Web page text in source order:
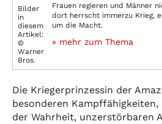
Bilder
in
diesem
Artikel:
©
Warner
Bros.
Frauen regieren und Männer
dort herrscht immerzu Krieg,
um die Macht.
» mehr zum Thema
Die Kriegerprinzessin der
besonderen Kampffähigkeiten,
der Wahrheit, unzerstörbaren